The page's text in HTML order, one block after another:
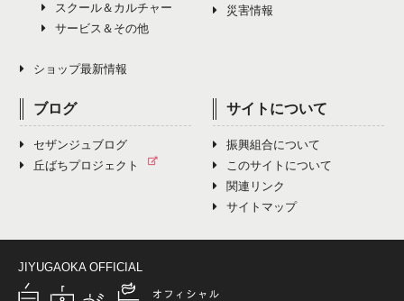
スクール＆カルチャー
サービス＆その他
ショップ最新情報
災害情報
ブログ
セザンジュブログ
丘ばちプロジェクト
サイトについて
振興組合について
このサイトについて
関連リンク
サイトマップ
JIYUGAOKA OFFICIAL